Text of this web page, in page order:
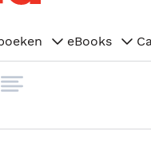
eBooks